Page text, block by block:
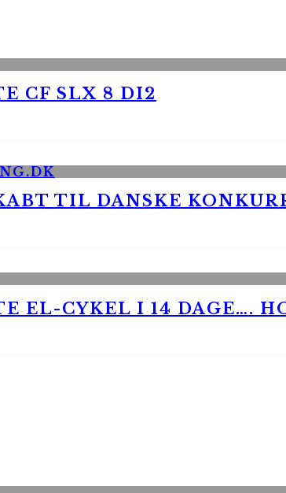
CF SLX 8 DI2
TIL DANSKE
EL-CYKEL I 14 DAGE….